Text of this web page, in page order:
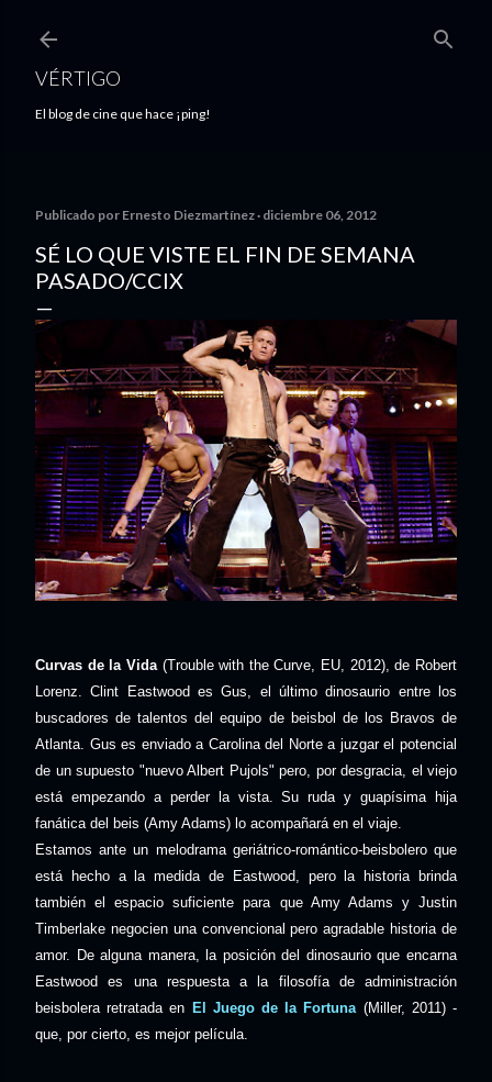
VÉRTIGO
El blog de cine que hace ¡ping!
Publicado por Ernesto Diezmartínez diciembre 06, 2012
SÉ LO QUE VISTE EL FIN DE SEMANA
PASADO/CCIX
Curvas de la Vida(Trouble with the Curve, EU, 2012), de Robert
Lorenz.Clint Eastwood es Gus, el último dinosaurio entre los
buscadores de talentos del equipo de beisbol de los Bravos de
Atlanta. Gus es enviado a Carolina del Norte a juzgar el potencial
de un supuesto "nuevo Albert Pujols" pero, por desgracia, el viejo
está empezando a perder la vista. Su ruda y guapísima hija
fanática del beis (Amy Adams) lo acompañará en el viaje.
Estamos ante un melodrama geriátrico-romántico-beisbolero que
está hecho a la medida de Eastwood, pero la historia brinda
también el espacio suficiente para que Amy Adams y Justin
Timberlake negocien una convencional pero agradable historia de
amor. De alguna manera, la posición del dinosaurio que encarna
Eastwood es una respuesta a la filosofía de administración
beisbolera retratada en El Juego de la Fortuna (Miller, 2011) -
que, por cierto, es mejor película.